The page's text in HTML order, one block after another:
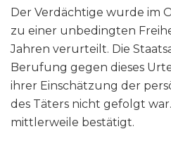
Der Verdächtige wurde im
zu einer unbedingten
Jahren verurteilt. Die
Berufung gegen dieses
ihrer Einschätzung der
des Täters nicht gefolgt
mittlerweile bestätigt.